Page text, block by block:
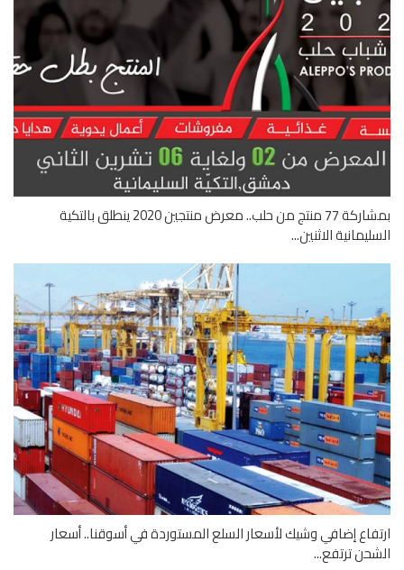
بمشاركة 77 منتج من حلب.. معرض منتجين 2020 ينطلق بالتكية
الاثنين...
إضافي وشيك لأسعار السلع المستوردة في أسوقنا.. أسعار
ترتفع...